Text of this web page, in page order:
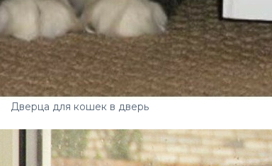
Дверца для кошек в дверь